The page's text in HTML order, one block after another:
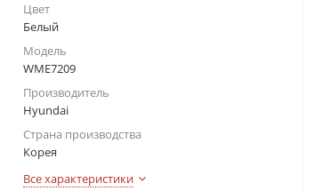
Цвет
Белый
Модель
WME7209
Производитель
Hyundai
Страна производства
Корея
Все характеристики